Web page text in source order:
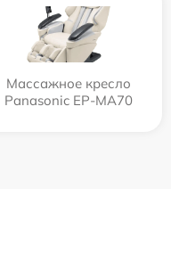
Массажное кресло
Panasonic EP-MA70